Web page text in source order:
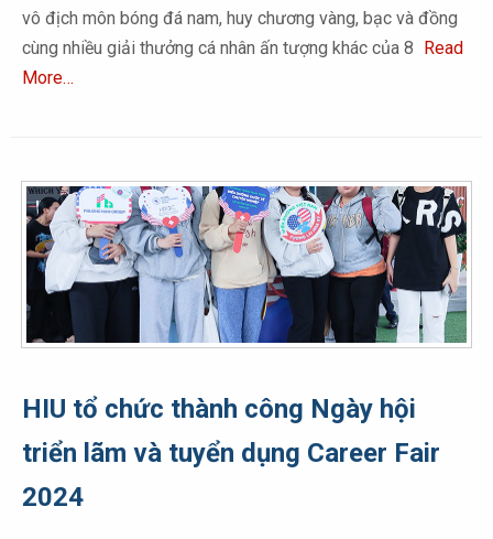
vô địch môn bóng đá nam, huy chương vàng, bạc và đồng
cùng nhiều giải thưởng cá nhân ấn tượng khác của 8 Read
More…
HIU tổ chức thành công Ngày hội
triển lãm và tuyển dụng Career Fair
2024